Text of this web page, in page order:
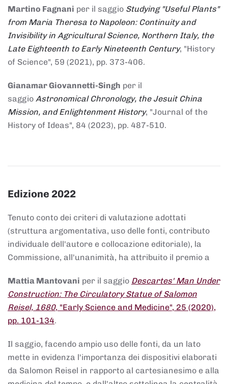
Martino Fagnani per il saggio Studying "Useful Plants"
from Maria Theresa to Napoleon: Continuity and
Invisibility in Agricultural Science, Northern Italy, the
Late Eighteenth to Early Nineteenth Century, "History
of Science", 59 (2021), pp. 373-406.
Gianamar Giovannetti-Singh per il
saggio Astronomical Chronology, the Jesuit China
Mission, and Enlightenment History, "Journal of the
History of Ideas", 84 (2023), pp. 487-510.
Edizione 2022
Tenuto conto dei criteri di valutazione adottati
(struttura argomentativa, uso delle fonti, contributo
individuale dell'autore e collocazione editoriale), la
Commissione, all'unanimità, ha attribuito il premio a
Mattia Mantovani per il saggio Descartes' Man Under
Construction: The Circulatory Statue of Salomon
Reisel, 1680, "Early Science and Medicine", 25 (2020),
pp. 101-134.
Il saggio, facendo ampio uso delle fonti, da un lato
mette in evidenza l'importanza dei dispositivi elaborati
da Salomon Reisel in rapporto al cartesianesimo e alla